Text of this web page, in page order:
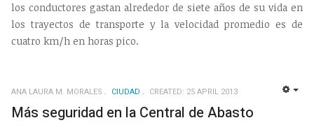
los conductores gastan alrededor de siete años de su vida en
los trayectos de transporte y la velocidad promedio es de
cuatro km/h en horas pico.
ANA LAURA M. MORALES CIUDAD CREATED: 25 APRIL 2013
Más seguridad en la Central de Abasto